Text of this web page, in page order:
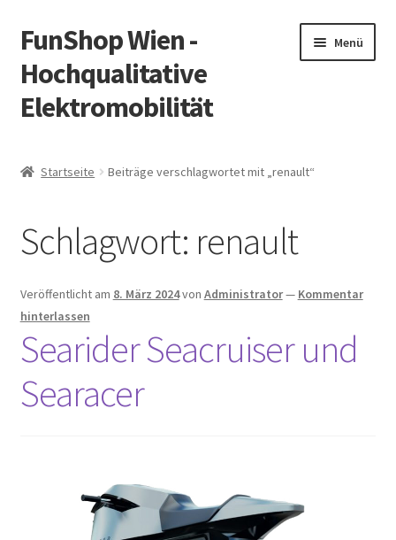
Zur
Navigation
springen
Zum
Inhalt
springen
FunShop Wien -
Hochqualitative
Elektromobilität
Menü
Vorsicht Internetbetrug
Über FunShop
öffnen
Impressum
Zum Onlineshop in der Web Version
Startseite Beiträge verschlagwortet mit „renault“
Schlagwort: renault
Veröffentlicht am 8. März 2024von Administrator— Kommentar
hinterlassen
Searider Seacruiser und
Searacer